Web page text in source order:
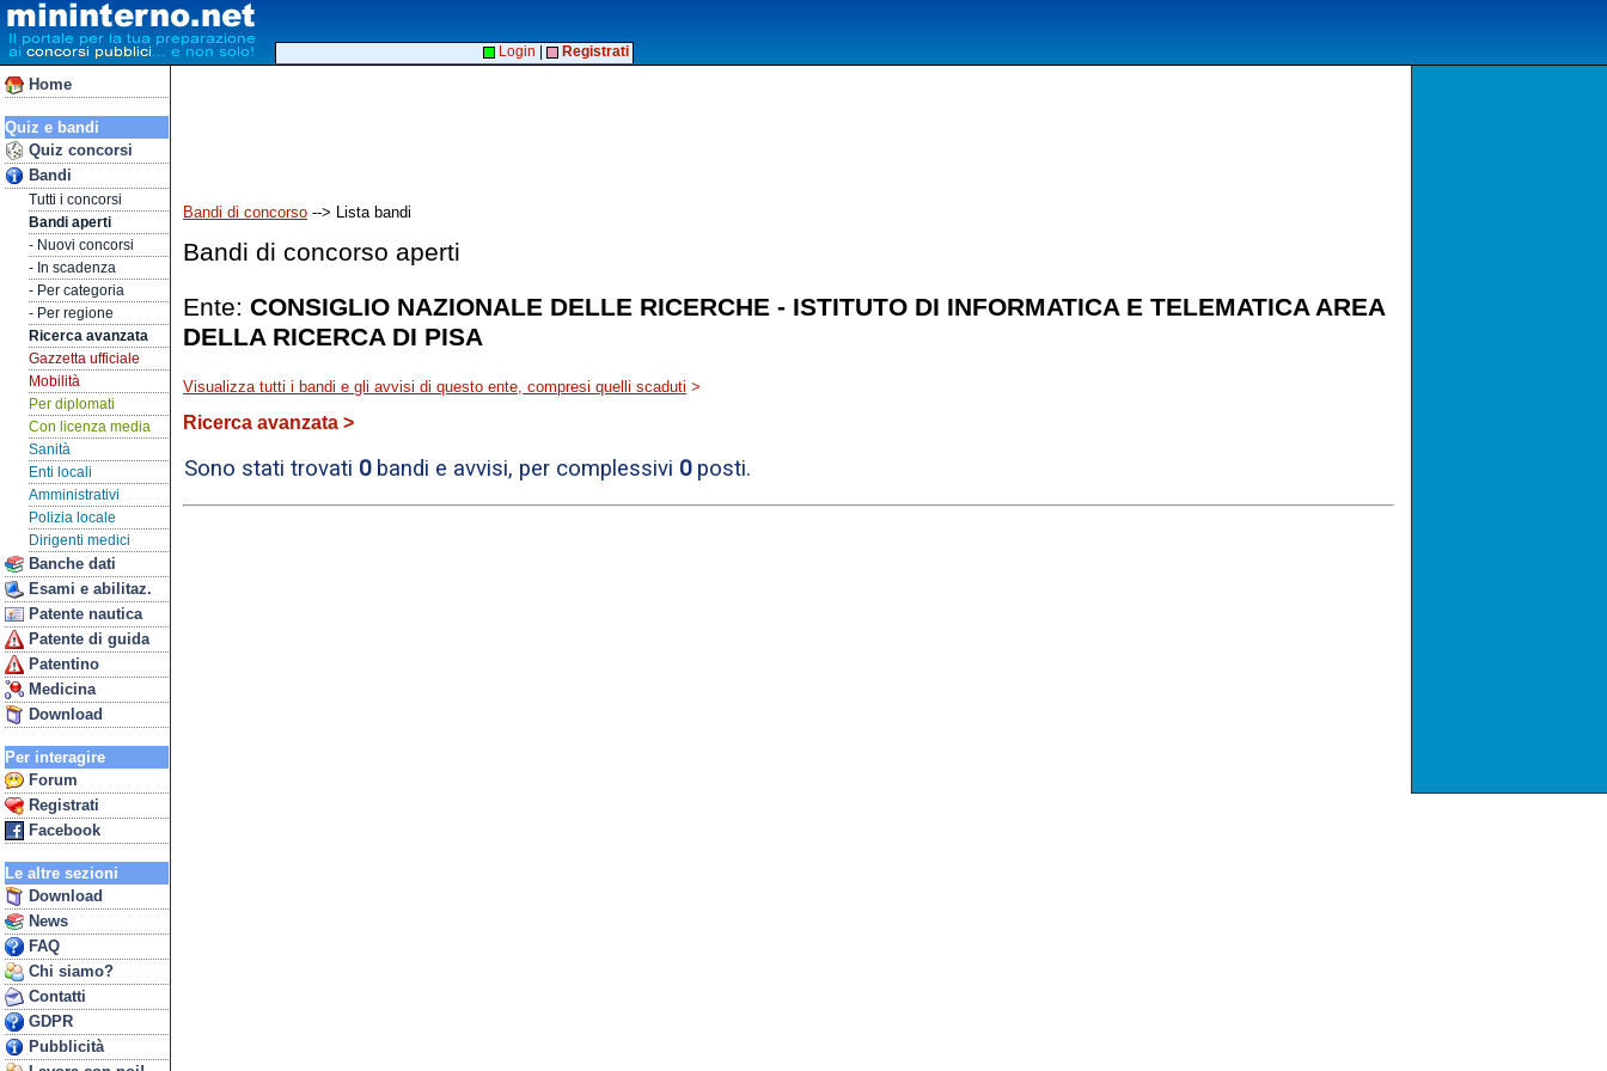
Home
Quiz e bandi
Quiz concorsi
Bandi
Tutti i concorsi
Bandi aperti
- Nuovi concorsi
- In scadenza
- Per categoria
- Per regione
Ricerca avanzata
Gazzetta ufficiale
Mobilità
Per diplomati
Con licenza media
Sanità
Enti locali
Amministrativi
Polizia locale
Dirigenti medici
Banche dati
Esami e abilitaz.
Patente nautica
Patente di guida
Patentino
Medicina
Download
Per interagire
Forum
Registrati
Facebook
Le altre sezioni
Download
News
FAQ
Chi siamo?
Contatti
GDPR
Pubblicità
Login Registrati
Bandi di concorso --> Lista bandi
Bandi di concorso aperti
Ente: CONSIGLIO NAZIONALE DELLE RICERCHE - ISTITUTO DI INFORMATICA E TELEMATICA AREA
DELLA RICERCA DI PISA
Visualizza tutti i bandi e gli avvisi di questo ente, compresi quelli scaduti >
Ricerca avanzata >
Sono stati trovati 0bandi e avvisi, per complessivi 0posti.